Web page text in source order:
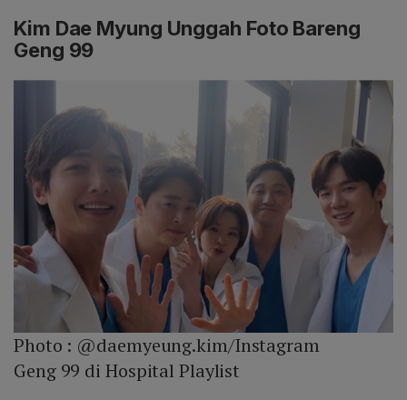
Kim Dae Myung Unggah Foto Bareng
Geng 99
Photo : @daemyeung.kim/Instagram
Geng 99 di Hospital Playlist